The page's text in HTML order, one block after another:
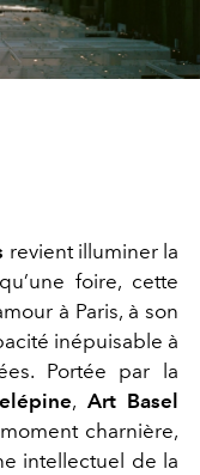
revient illuminer la
foire, cette
à Paris, à son
inépuisable à
Portée par la
, Art Basel
charnière,
intellectuel de la